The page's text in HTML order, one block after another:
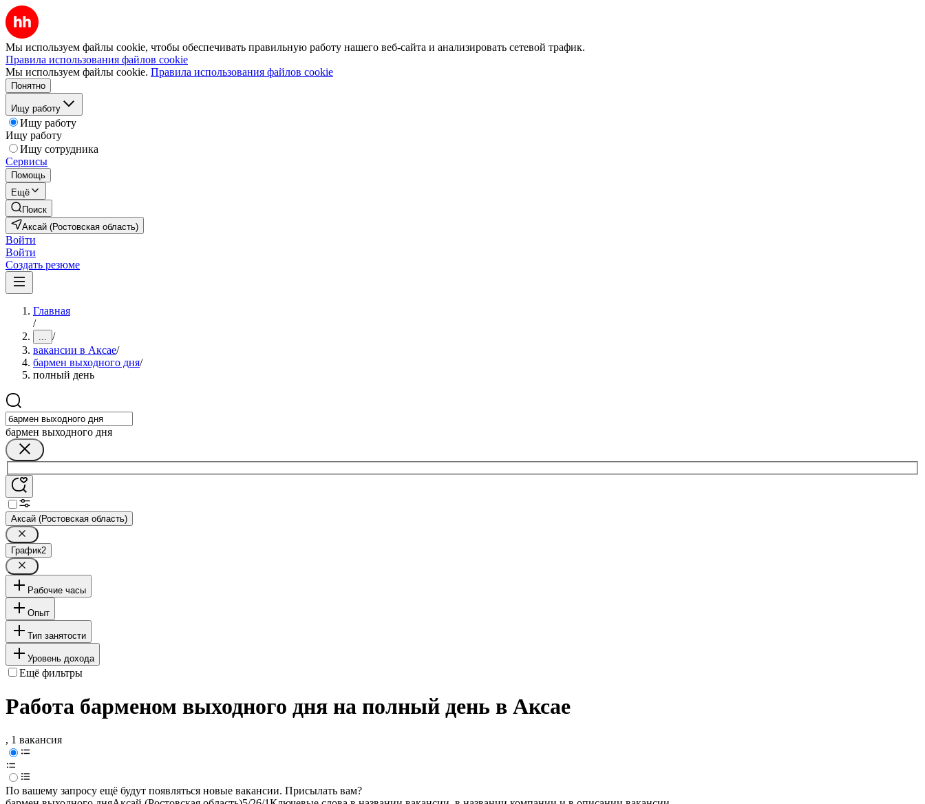
Мы используем файлы cookie, чтобы обеспечивать правильную работу нашего веб-сайта и анализировать сетевой трафик.
Правила использования файлов cookie
Мы используем файлы cookie. Правила использования файлов cookie
Понятно
Ищу работу
Ищу работу
Ищу работу
Ищу сотрудника
Сервисы
Помощь
Ещё
Поиск
Аксай (Ростовская область)
Войти
Войти
Создать резюме
Главная
/
... /
вакансии в Аксае/
бармен выходного дня/
полный день
бармен выходного дня
Аксай (Ростовская область)
График2
Рабочие часы
Опыт
Тип занятости
Уровень дохода
Ещё фильтры
Работа барменом выходного дня на полный день в Аксае
, 1 вакансия
По вашему запросу ещё будут появляться новые вакансии. Присылать вам?